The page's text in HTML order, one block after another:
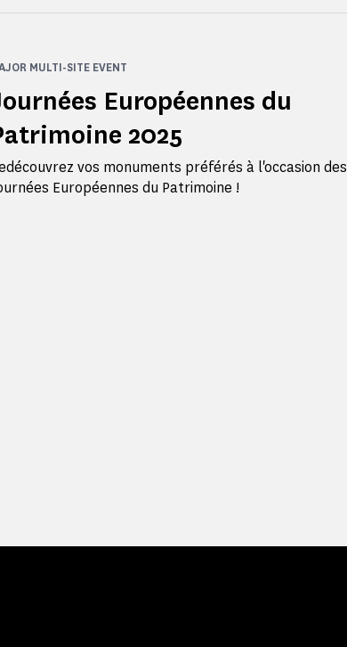
Européennes du
2025
MULTI-SITE EVENT
vos monuments préférés à l'occasion des
Européennes du Patrimoine !